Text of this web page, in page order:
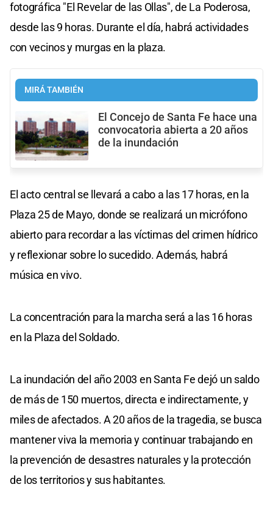
fotográfica "El Revelar de las Ollas", de La Poderosa,
desde las 9 horas. Durante el día, habrá actividades
con vecinos y murgas en la plaza.
MIRÁ TAMBIÉN
El Concejo de Santa Fe hace una
convocatoria abierta a 20 años
de la inundación
El acto central se llevará a cabo a las 17 horas, en la
Plaza 25 de Mayo, donde se realizará un micrófono
abierto para recordar a las víctimas del crimen hídrico
y reflexionar sobre lo sucedido. Además, habrá
música en vivo.
La concentración para la marcha será a las 16 horas
en la Plaza del Soldado.
La inundación del año 2003 en Santa Fe dejó un saldo
de más de 150 muertos, directa e indirectamente, y
miles de afectados. A 20 años de la tragedia, se busca
mantener viva la memoria y continuar trabajando en
la prevención de desastres naturales y la protección
de los territorios y sus habitantes.